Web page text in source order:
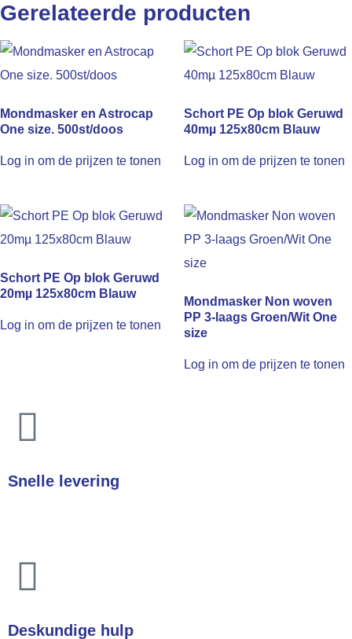
Gerelateerde producten
Mondmasker en Astrocap
One size. 500st/doos
Log in om de prijzen te tonen
Schort PE Op blok Geruwd
40mµ 125x80cm Blauw
Log in om de prijzen te tonen
Schort PE Op blok Geruwd
20mµ 125x80cm Blauw
Log in om de prijzen te tonen
Mondmasker Non woven
PP 3-laags Groen/Wit One
size
Log in om de prijzen te tonen
Snelle levering
Deskundige hulp